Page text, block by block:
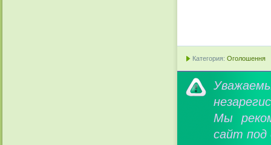
Категория: Оголошення
Мы
сайт под